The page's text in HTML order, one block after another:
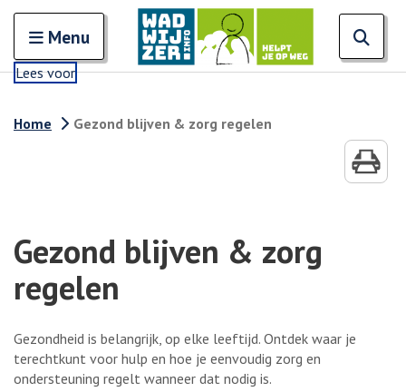
Open en sluit het
Menu
Lees voor
Home Gezond blijven & zorg regelen
Gezond blijven & zorg
regelen
Gezondheid is belangrijk, op elke leeftijd. Ontdek waar je
terechtkunt voor hulp en hoe je eenvoudig zorg en
ondersteuning regelt wanneer dat nodig is.